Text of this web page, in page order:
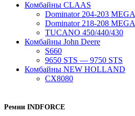
Комбайны CLAAS
Dominator 204-203 MEGA
Dominator 218-208 MEGA
TUCANO 450/440/430
Комбайны John Deere
S660
9650 STS — 9750 STS
Комбайны NEW HOLLAND
CX8080
Ремни INDFORCE